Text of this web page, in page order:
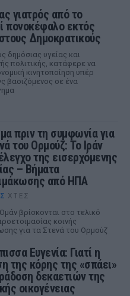
γιατρός από το
πονοκέφαλο εκτός
Δημοκρατικούς
δημόσιας υγείας και
πολιτικής, κατάφερε να
κινητοποίηση υπέρ
βασιζόμενος σε ένα
πριν τη συμφωνία για
του Ορμούζ: Το Ιράν
της εισερχόμενης
– Βήματα
από ΗΠΑ
ΧΤΕΣ
Ομάν βρίσκονται στο τελικό
κοινής
για τα Στενά του Ορμούζ
Ευγενία: Γιατί η
της κόρης της «σπάει»
δεκαετιών της
οικογένειας